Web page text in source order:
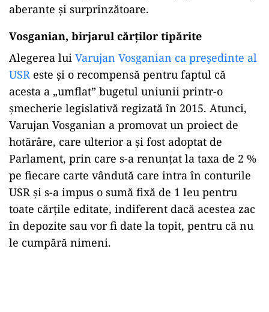
aberante și surprinzătoare.
Vosganian, birjarul cărților tipărite
Alegerea lui Varujan Vosganian ca președinte al
USR este și o recompensă pentru faptul că
acesta a „umflat” bugetul uniunii printr-o
șmecherie legislativă regizată în 2015. Atunci,
Varujan Vosganian a promovat un proiect de
hotărâre, care ulterior a și fost adoptat de
Parlament, prin care s-a renunțat la taxa de 2 %
pe fiecare carte vândută care intra în conturile
USR și s-a impus o sumă fixă de 1 leu pentru
toate cărțile editate, indiferent dacă acestea zac
în depozite sau vor fi date la topit, pentru că nu
le cumpără nimeni.